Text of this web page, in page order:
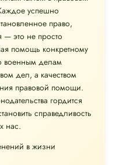
успешно
право,
— это не просто
помощь конкретному
военным делам
дел, а качеством
правовой помощи.
гордится
справедливость
нас.
в жизни